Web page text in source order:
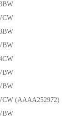
(AAAA252972)